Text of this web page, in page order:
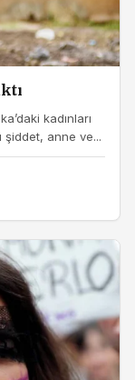
kadınları
şiddet, anne ve...